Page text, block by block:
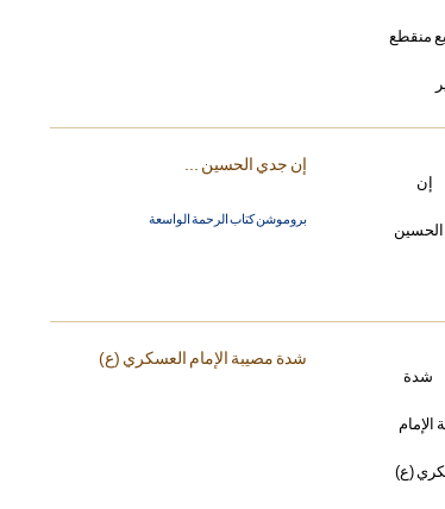
إن جدي الحسين ...
بروموشن كتاب الرحمة الواسعة
شدة مصيبة الإمام العسكري (ع)